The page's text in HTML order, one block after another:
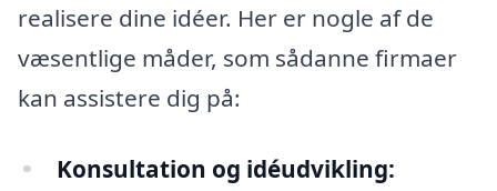
realisere dine idéer. Her er nogle af de
væsentlige måder, som sådanne firmaer
kan assistere dig på:
Konsultation og idéudvikling: